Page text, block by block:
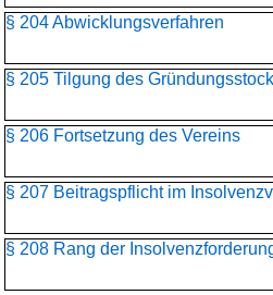
§ 204 Abwicklungsverfahren
§ 205 Tilgung des
§ 206 Fortsetzung des Vereins
§ 207 Beitragspflicht im
§ 208 Rang der